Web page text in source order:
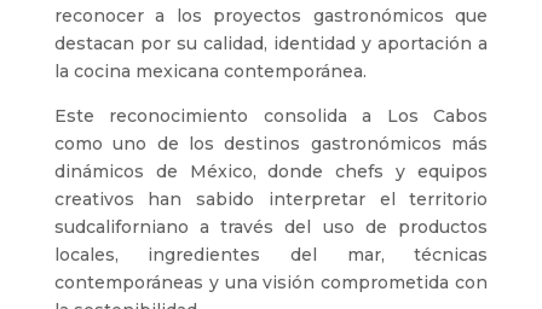
reconocer a los proyectos gastronómicos que
destacan por su calidad, identidad y aportación a
la cocina mexicana contemporánea.
Este reconocimiento consolida a Los Cabos
como uno de los destinos gastronómicos más
dinámicos de México, donde chefs y equipos
creativos han sabido interpretar el territorio
sudcaliforniano a través del uso de productos
locales, ingredientes del mar, técnicas
contemporáneas y una visión comprometida con